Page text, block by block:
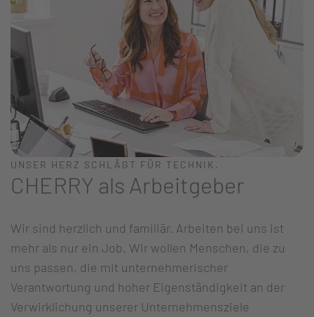
UNSER HERZ SCHLÄGT FÜR TECHNIK.
CHERRY als Arbeitgeber
Wir sind herzlich und familiär. Arbeiten bei uns ist
mehr als nur ein Job. Wir wollen Menschen, die zu
uns passen, die mit unternehmerischer
Verantwortung und hoher Eigenständigkeit an der
Verwirklichung unserer Unternehmensziele